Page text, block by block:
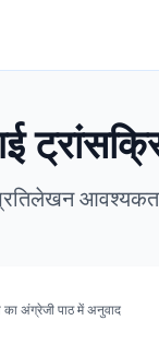
अंग्रेजी पाठ में अनुवाद